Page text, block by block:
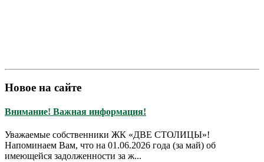
Новое на сайте
Внимание! Важная информация!
Уважаемые собственники ЖК «ДВЕ СТОЛИЦЫ»!
Напоминаем Вам, что на 01.06.2026 года (за май) об
имеющейся задолженности за ж...